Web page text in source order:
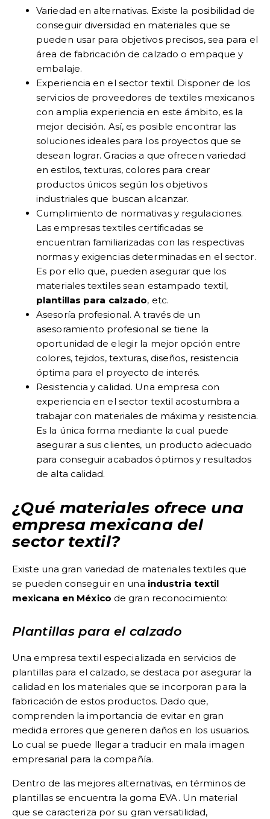
Variedad en alternativas. Existe la posibilidad de
conseguir diversidad en materiales que se
pueden usar para objetivos precisos, sea para el
área de fabricación de calzado o empaque y
embalaje.
Experiencia en el sector textil. Disponer de los
servicios de proveedores de textiles mexicanos
con amplia experiencia en este ámbito, es la
mejor decisión. Así, es posible encontrar las
soluciones ideales para los proyectos que se
desean lograr. Gracias a que ofrecen variedad
en estilos, texturas, colores para crear
productos únicos según los objetivos
industriales que buscan alcanzar.
Cumplimiento de normativas y regulaciones.
Las empresas textiles certificadas se
encuentran familiarizadas con las respectivas
normas y exigencias determinadas en el sector.
Es por ello que, pueden asegurar que los
materiales textiles sean estampado textil,
plantillas para calzado, etc.
Asesoría profesional. A través de un
asesoramiento profesional se tiene la
oportunidad de elegir la mejor opción entre
colores, tejidos, texturas, diseños, resistencia
óptima para el proyecto de interés.
Resistencia y calidad. Una empresa con
experiencia en el sector textil acostumbra a
trabajar con materiales de máxima y resistencia.
Es la única forma mediante la cual puede
asegurar a sus clientes, un producto adecuado
para conseguir acabados óptimos y resultados
de alta calidad.
¿Qué materiales ofrece una
empresa mexicana del
sector textil?
Existe una gran variedad de materiales textiles que
se pueden conseguir en una industria textil
mexicana en México de gran reconocimiento:
Plantillas para el calzado
Una empresa textil especializada en servicios de
plantillas para el calzado, se destaca por asegurar la
calidad en los materiales que se incorporan para la
fabricación de estos productos. Dado que,
comprenden la importancia de evitar en gran
medida errores que generen daños en los usuarios.
Lo cual se puede llegar a traducir en mala imagen
empresarial para la compañía.
Dentro de las mejores alternativas, en términos de
plantillas se encuentra la goma EVA. Un material
que se caracteriza por su gran versatilidad,